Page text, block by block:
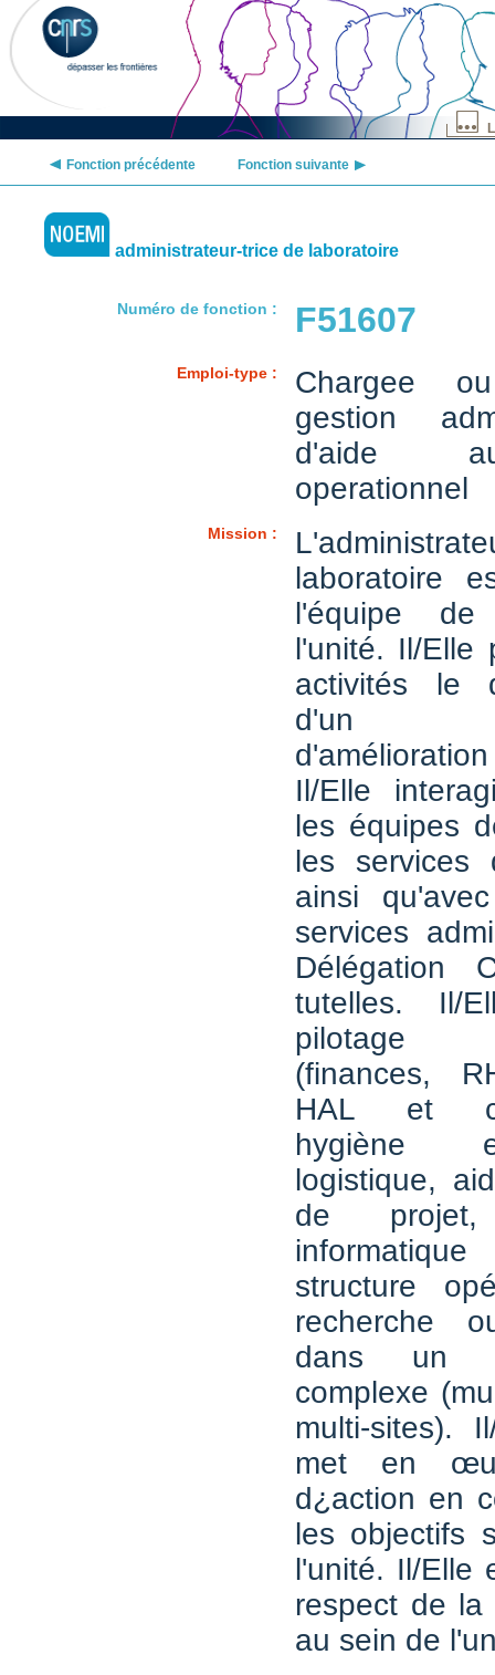
Fonction précédente Fonction suivante
administrateur-trice de laboratoire
Numéro de fonction : F51607
Emploi-type :
Chargee
gestion
d'aide
operationnel
Mission :
laboratoire
l'équipe
l'unité. Il/Elle
activités le
d'un
Il/Elle
les équipes
les services
ainsi
services
Délégation
tutelles. Il/
pilotage
(finances,
HAL et
hygiène
logistique,
de projet,
structure
recherche
dans un
complexe
multi-sites).
met en
d¿action en
les objectifs
l'unité. Il/Elle
respect de la
au sein de